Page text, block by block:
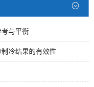
与平衡
冷结果的有效性